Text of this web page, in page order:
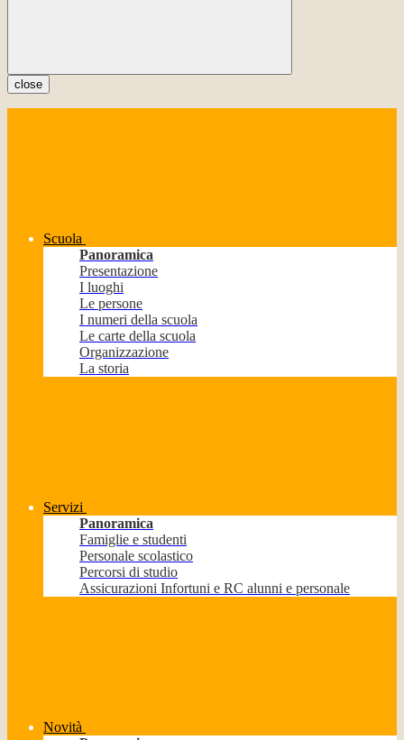
close
Scuola
Panoramica
Presentazione
I luoghi
Le persone
I numeri della scuola
Le carte della scuola
Organizzazione
La storia
Servizi
Panoramica
Famiglie e studenti
Personale scolastico
Percorsi di studio
Assicurazioni Infortuni e RC alunni e personale
Novità